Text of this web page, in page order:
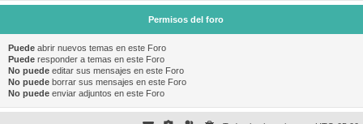
Permisos del foro
Puede abrir nuevos temas en este Foro
Puede responder a temas en este Foro
No puede editar sus mensajes en este Foro
No puede borrar sus mensajes en este Foro
No puede enviar adjuntos en este Foro